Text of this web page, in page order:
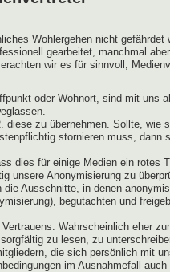
Wohlergehen nicht
gearbeitet, manchmal
wir es für sinnvoll,
oder Wohnort, sind mit uns
zu übernehmen. Sollte, wie
stornieren muss,
dies für einige Medien ein rotes
unsere Anonymisierung zu
Ausschnitte, in denen
begutachten und
Wahrscheinlich eher
zu lesen, zu
die sich persönlich mit
im Ausnahmefall auch